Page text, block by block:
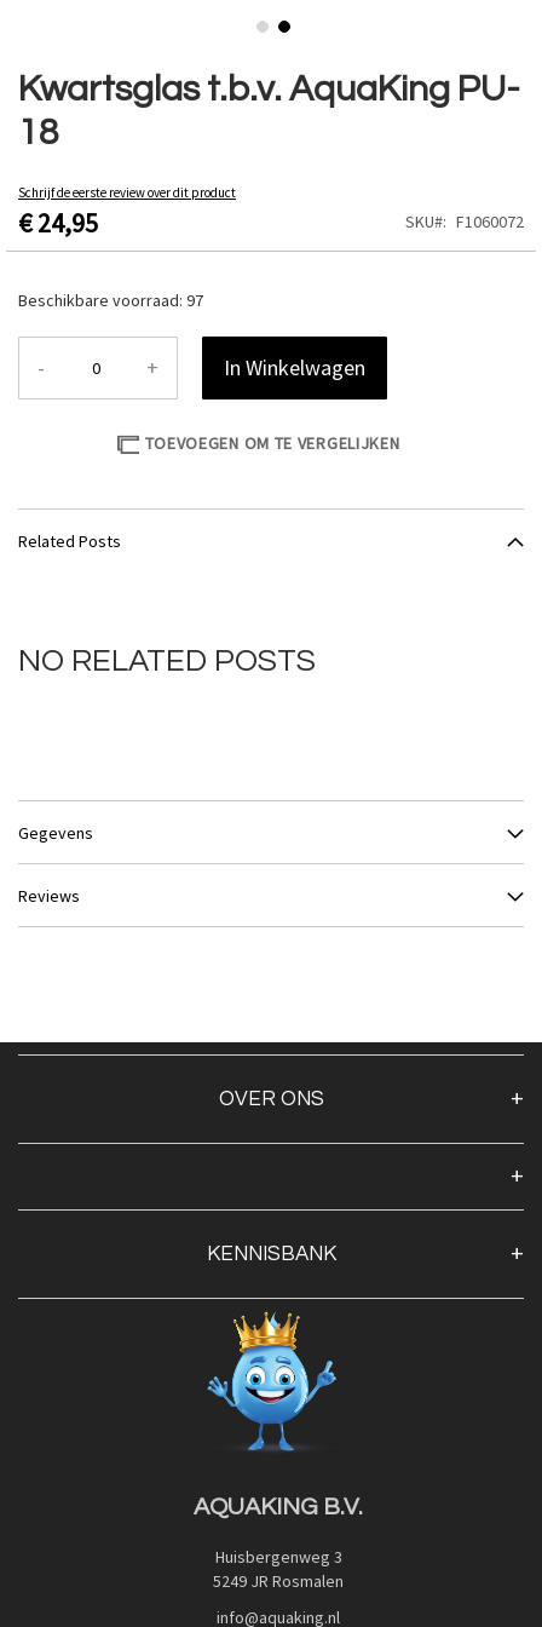
Kwartsglas t.b.v. AquaKing PU-
18
Schrijf de eerste review over dit product
€ 24,95 SKU F1060072
Beschikbare voorraad: 97
- + In Winkelwagen
TOEVOEGEN OM TE VERGELIJKEN
naar
het
begin
van
afbeeldingen-
gallerij
Related Posts
NO RELATED POSTS
Gegevens
Reviews
OVER ONS
Openingstijden
Contact
Privacy Policy
Veilig betalen met:
KENNISBANK
Blog
Advies
Red Label Filter Series
Nishikigoi-Ô
JPD Japan Pet Design
AQUAKING B.V.
Huisbergenweg 3
5249 JR Rosmalen
info@aquaking.nl